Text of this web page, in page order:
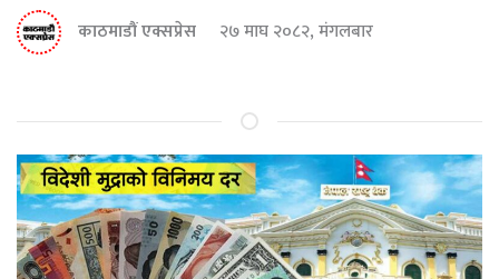
काठमाडौं एक्सप्रेस २७ माघ २०८२, मंगलबार